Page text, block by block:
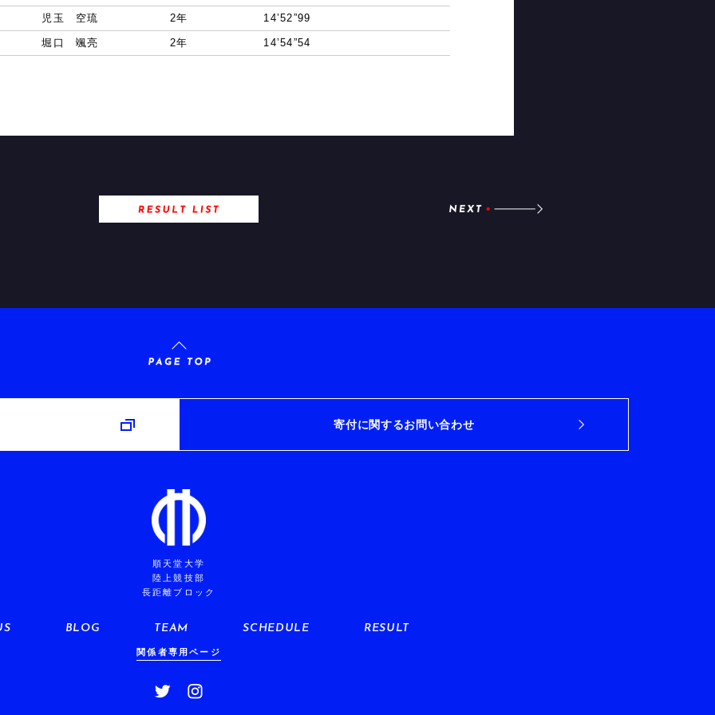
児玉 空琉 2年 14’52”99
堀口 颯亮 2年 14’54”54
寄付に関するお問い合わせ
順天堂大学
陸上競技部
長距離ブロック
BLOG TEAM SCHEDULE RESULT
関係者専用ページ